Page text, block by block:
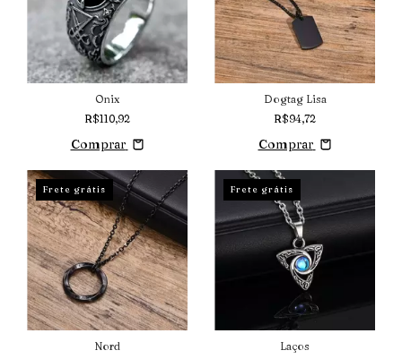
Onix
R$110,92
Comprar
Dogtag Lisa
R$94,72
Comprar
Frete grátis
Nord
Frete grátis
Laços